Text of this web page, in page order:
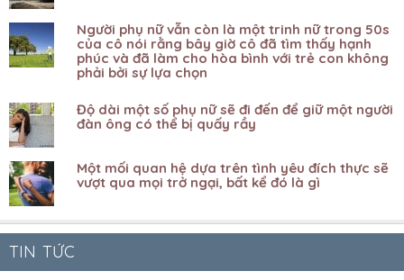
Người phụ nữ vẫn còn là một trinh nữ trong 50s
của cô nói rằng bây giờ cô đã tìm thấy hạnh
phúc và đã làm cho hòa bình với trẻ con không
phải bởi sự lựa chọn
Độ dài một số phụ nữ sẽ đi đến để giữ một người
đàn ông có thể bị quấy rầy
Một mối quan hệ dựa trên tình yêu đích thực sẽ
vượt qua mọi trở ngại, bất kể đó là gì
TIN TỨC